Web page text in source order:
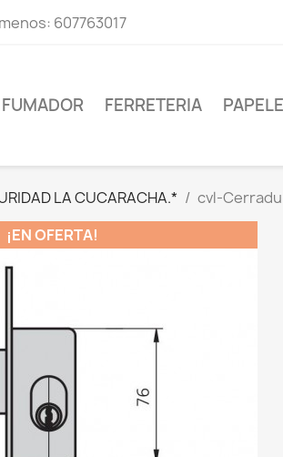
607763017
FUMADOR FERRETERIA
LA CUCARACHA.*
cvl-
¡EN OFERTA!